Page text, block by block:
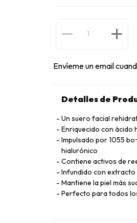
Envíeme un email
Detalles de
Un suero facial
Enriquecido con ácido
Impulsado por 1055
hialurónico
Contiene activos de
Infundido con extracto
Mantiene la piel más
Perfecto para todos